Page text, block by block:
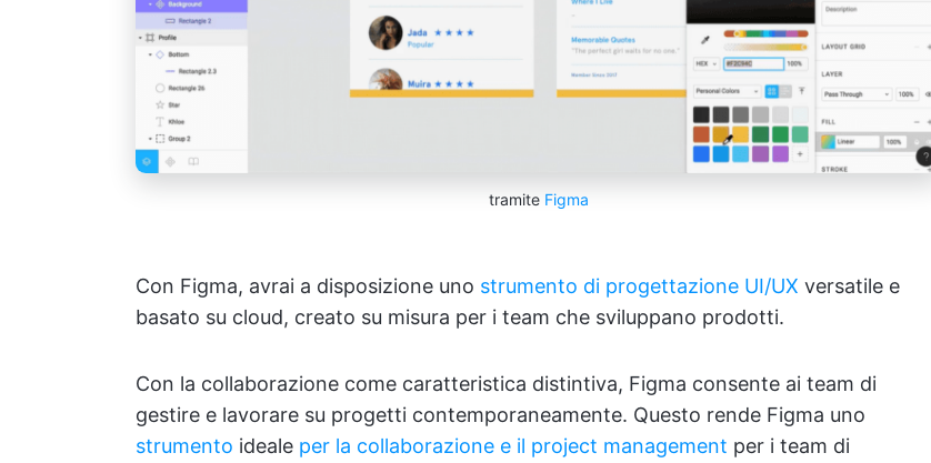
tramite Figma
Con Figma, avrai a disposizione uno strumento di progettazione UI/UX versatile e
basato su cloud, creato su misura per i team che sviluppano prodotti.
Con la collaborazione come caratteristica distintiva, Figma consente ai team di
gestire e lavorare su progetti contemporaneamente. Questo rende Figma uno
strumento ideale per la collaborazione e il project management per i team di